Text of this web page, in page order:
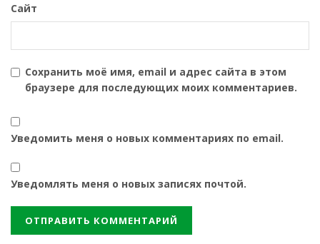
Сайт
Сохранить моё имя, email и адрес сайта в этом
браузере для последующих моих комментариев.
Уведомить меня о новых комментариях по email.
Уведомлять меня о новых записях почтой.